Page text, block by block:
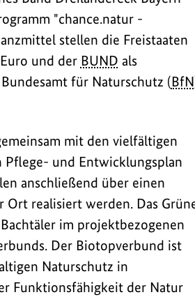
"chance.natur -
stellen die Freistaaten
und der BUND als
für Naturschutz (BfN
mit den vielfältigen
und Entwicklungsplan
anschließend über einen
realisiert werden. Das
im projektbezogenen
Der Biotopverbund ist
Naturschutz in
Funktionsfähigkeit der Natur